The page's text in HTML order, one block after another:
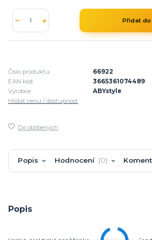
Přidat
Číslo produktu:
66922
EAN kód:
3665361074489
Výrobce:
ABYstyle
Hlídat cenu / dostupnost
Do oblíbených
Popis Hodnocení 0
Popis